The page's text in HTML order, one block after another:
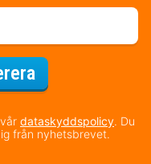
dataskyddspolicy. Du
från nyhetsbrevet.